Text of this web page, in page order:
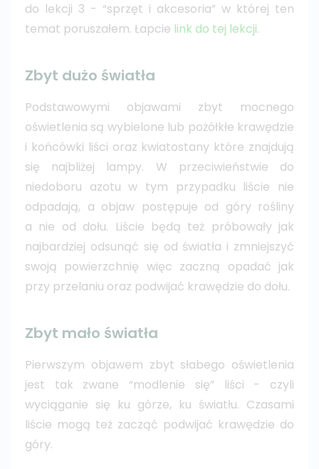
do lekcji 3 - “sprzęt i akcesoria” w której ten
temat poruszałem. Łapcie link do tej lekcji.
Zbyt dużo światła
Podstawowymi objawami zbyt mocnego
oświetlenia są wybielone lub pożółkłe krawędzie
i końcówki liści oraz kwiatostany które znajdują
się najbliżej lampy. W przeciwieństwie do
niedoboru azotu w tym przypadku liście nie
odpadają, a objaw postępuje od góry rośliny
a nie od dołu. Liście będą też próbowały jak
najbardziej odsunąć się od światła i zmniejszyć
swoją powierzchnię więc zaczną opadać jak
przy przelaniu oraz podwijać krawędzie do dołu.
Zbyt mało światła
Pierwszym objawem zbyt słabego oświetlenia
jest tak zwane “modlenie się” liści - czyli
wyciąganie się ku górze, ku światłu. Czasami
liście mogą też zacząć podwijać krawędzie do
góry.